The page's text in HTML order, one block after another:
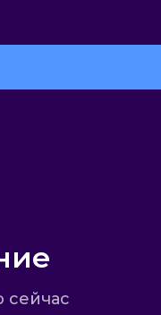
сейчас